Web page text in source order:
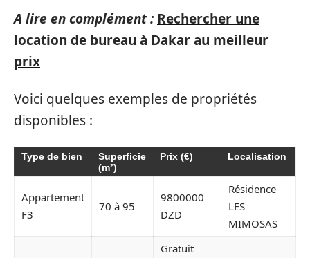
A lire en complément : Rechercher une
location de bureau à Dakar au meilleur
prix
Voici quelques exemples de propriétés
disponibles :
Type de bien
Superficie
(m²)
Prix (€) Localisation
Appartement
F3
70 à 95
9800000
DZD
Résidence
LES
MIMOSAS
Gratuit